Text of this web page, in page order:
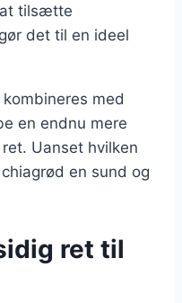
tilsætte
det til en ideel
med
en endnu mere
Uanset hvilken
en sund og
ret til